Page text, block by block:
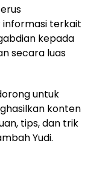
terkait
kepada
secara luas
untuk
konten
tips, dan trik
Yudi.